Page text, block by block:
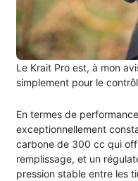
Le Krait Pro est, à mon
simplement pour le
En termes de
exceptionnellement
carbone de 300 cc qui
remplissage, et un
pression stable entre les